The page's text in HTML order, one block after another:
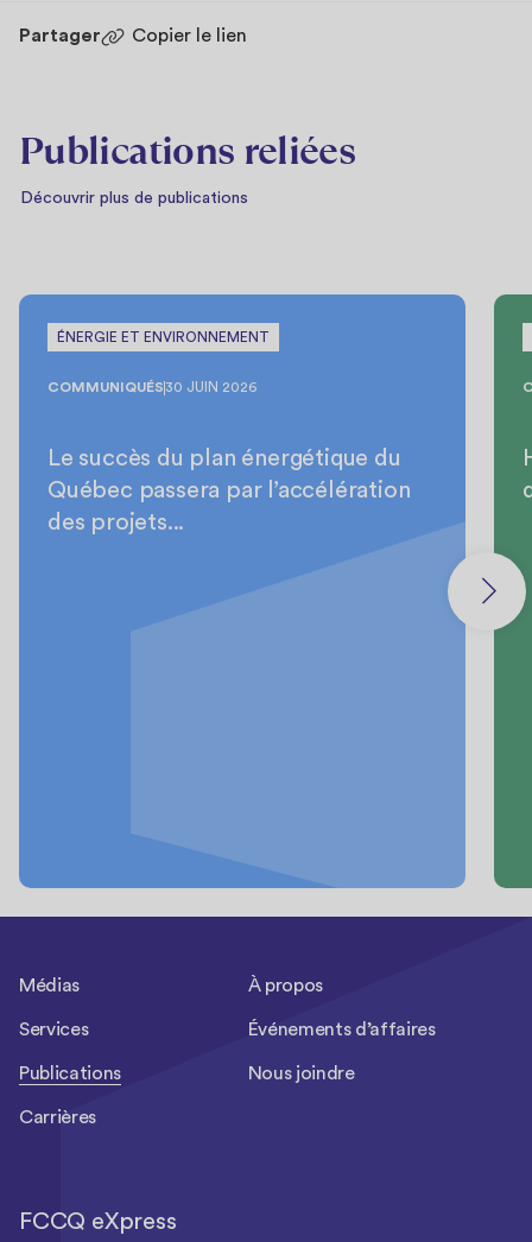
Partager Copier le lien
Publications reliées
Découvrir plus de publications
ÉNERGIE ET ENVIRONNEMENT
COMMUNIQUÉS 30 JUIN 2026
Le succès du plan énergétique du
Québec passera par l’accélération
des projets...
Médias À propos
Services Événements d’affaires
Publications Nous joindre
Carrières
FCCQ eXpress